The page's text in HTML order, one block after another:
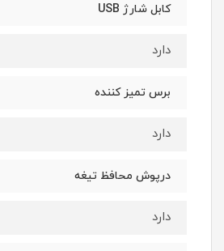
کابل شارژ USB
دارد
برس تمیز کننده
دارد
درپوش محافظ تیغه
دارد